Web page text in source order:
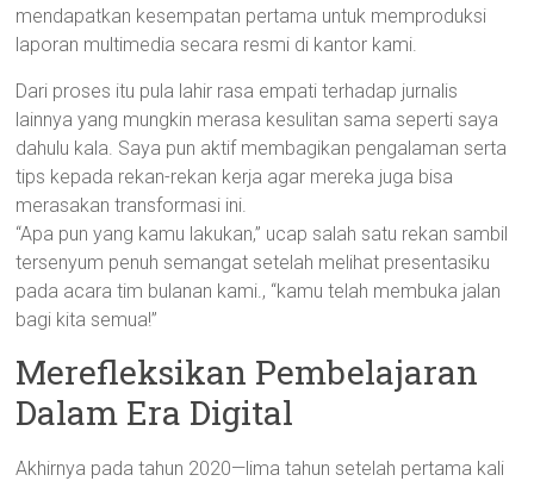
mendapatkan kesempatan pertama untuk memproduksi
laporan multimedia secara resmi di kantor kami.
Dari proses itu pula lahir rasa empati terhadap jurnalis
lainnya yang mungkin merasa kesulitan sama seperti saya
dahulu kala. Saya pun aktif membagikan pengalaman serta
tips kepada rekan-rekan kerja agar mereka juga bisa
merasakan transformasi ini.
“Apa pun yang kamu lakukan,” ucap salah satu rekan sambil
tersenyum penuh semangat setelah melihat presentasiku
pada acara tim bulanan kami., “kamu telah membuka jalan
bagi kita semua!”
Merefleksikan Pembelajaran
Dalam Era Digital
Akhirnya pada tahun 2020—lima tahun setelah pertama kali